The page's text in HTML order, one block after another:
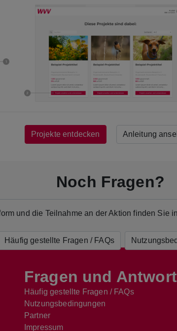
Projekte entdecken Anleitung
Noch Fragen?
und die Teilnahme an der Aktion finden Sie
Häufig gestellte Fragen / FAQs
Fragen und
Häufig gestellte Fragen / FAQs
Nutzungsbedingungen
Partner
Impressum